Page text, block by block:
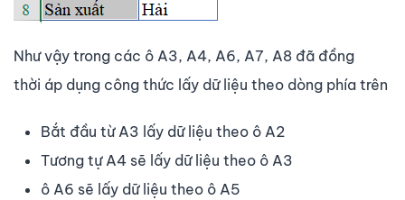
Như vậy trong các ô A3, A4, A6, A7, A8 đã đồng
thời áp dụng công thức lấy dữ liệu theo dòng phía trên
Bắt đầu từ A3 lấy dữ liệu theo ô A2
Tương tự A4 sẽ lấy dữ liệu theo ô A3
ô A6 sẽ lấy dữ liệu theo ô A5